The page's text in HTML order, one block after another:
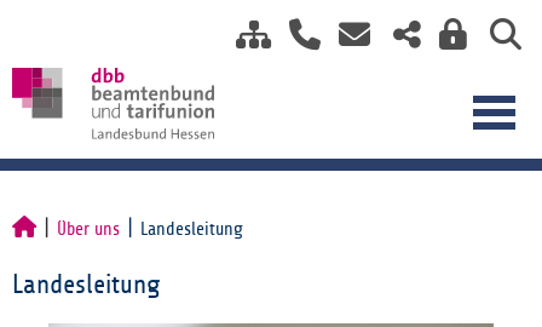
Über uns Landesleitung
Landesleitung